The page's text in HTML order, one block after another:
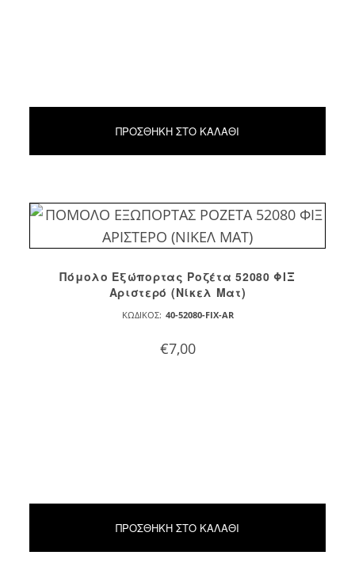
ΠΡΟΣΘΉΚΗ ΣΤΟ ΚΑΛΆΘΙ
Πόμολο Εξώπορτας Ροζέτα 52080 ΦΙΞ
Αριστερό (Νίκελ Ματ)
ΚΩΔΙΚΌΣ: 40-52080-FIX-AR
€7,00
ΠΡΟΣΘΉΚΗ ΣΤΟ ΚΑΛΆΘΙ